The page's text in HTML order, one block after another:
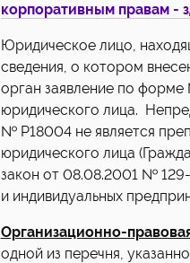
корпоративным правам -
Юридическое лицо,
сведения, о котором
орган заявление по
юридического лица.
№ Р18004 не является
юридического лица
закон от 08.08.2001 №
и индивидуальных
Организационно-
одной из перечня,